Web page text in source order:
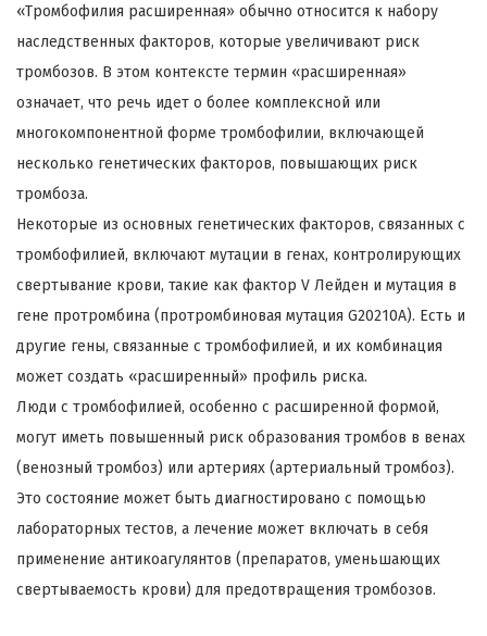
«Тромбофилия расширенная» обычно относится к набору
наследственных факторов, которые увеличивают риск
тромбозов. В этом контексте термин «расширенная»
означает, что речь идет о более комплексной или
многокомпонентной форме тромбофилии, включающей
несколько генетических факторов, повышающих риск
тромбоза.
Некоторые из основных генетических факторов, связанных с
тромбофилией, включают мутации в генах, контролирующих
свертывание крови, такие как фактор V Лейден и мутация в
гене протромбина (протромбиновая мутация G20210A). Есть и
другие гены, связанные с тромбофилией, и их комбинация
может создать «расширенный» профиль риска.
Люди с тромбофилией, особенно с расширенной формой,
могут иметь повышенный риск образования тромбов в венах
(венозный тромбоз) или артериях (артериальный тромбоз).
Это состояние может быть диагностировано с помощью
лабораторных тестов, а лечение может включать в себя
применение антикоагулянтов (препаратов, уменьшающих
свертываемость крови) для предотвращения тромбозов.